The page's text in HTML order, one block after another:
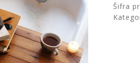
Šifra